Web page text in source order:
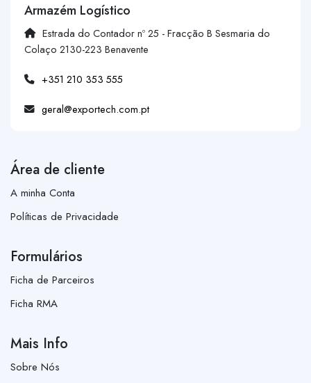
Armazém Logístico
Estrada do Contador nº 25 - Fracção B Sesmaria do
Colaço 2130-223 Benavente
+351 210 353 555
geral@exportech.com.pt
Área de cliente
A minha Conta
Políticas de Privacidade
Formulários
Ficha de Parceiros
Ficha RMA
Mais Info
Sobre Nós